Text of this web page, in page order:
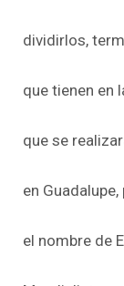
dividirlos,
que tienen en
que se
en
el nombre de